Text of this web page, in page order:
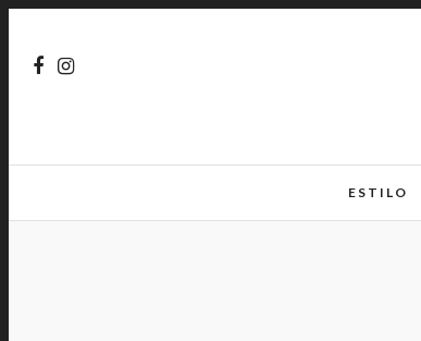
ESTILO